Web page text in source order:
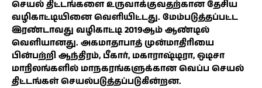
செயல் திட்டங்களை உருவாக்குவதற்கான தேசிய
வழிகாட்டியினை வெளியிட்டது. மேம்படுத்தப்பட்ட
இரண்டாவது வழிகாட்டி 2019ஆம் ஆண்டில்
வெளியானது. அகமாதாபாத் முன்மாதிரியை
பின்பற்றி ஆந்திரம், பீகார், மகாராஷ்டிரா, ஒடிசா
மாநிலங்களில் மாநகரங்களுக்கான வெப்ப செயல்
திட்டங்கள் செயல்படுத்தப்படுகின்றன.